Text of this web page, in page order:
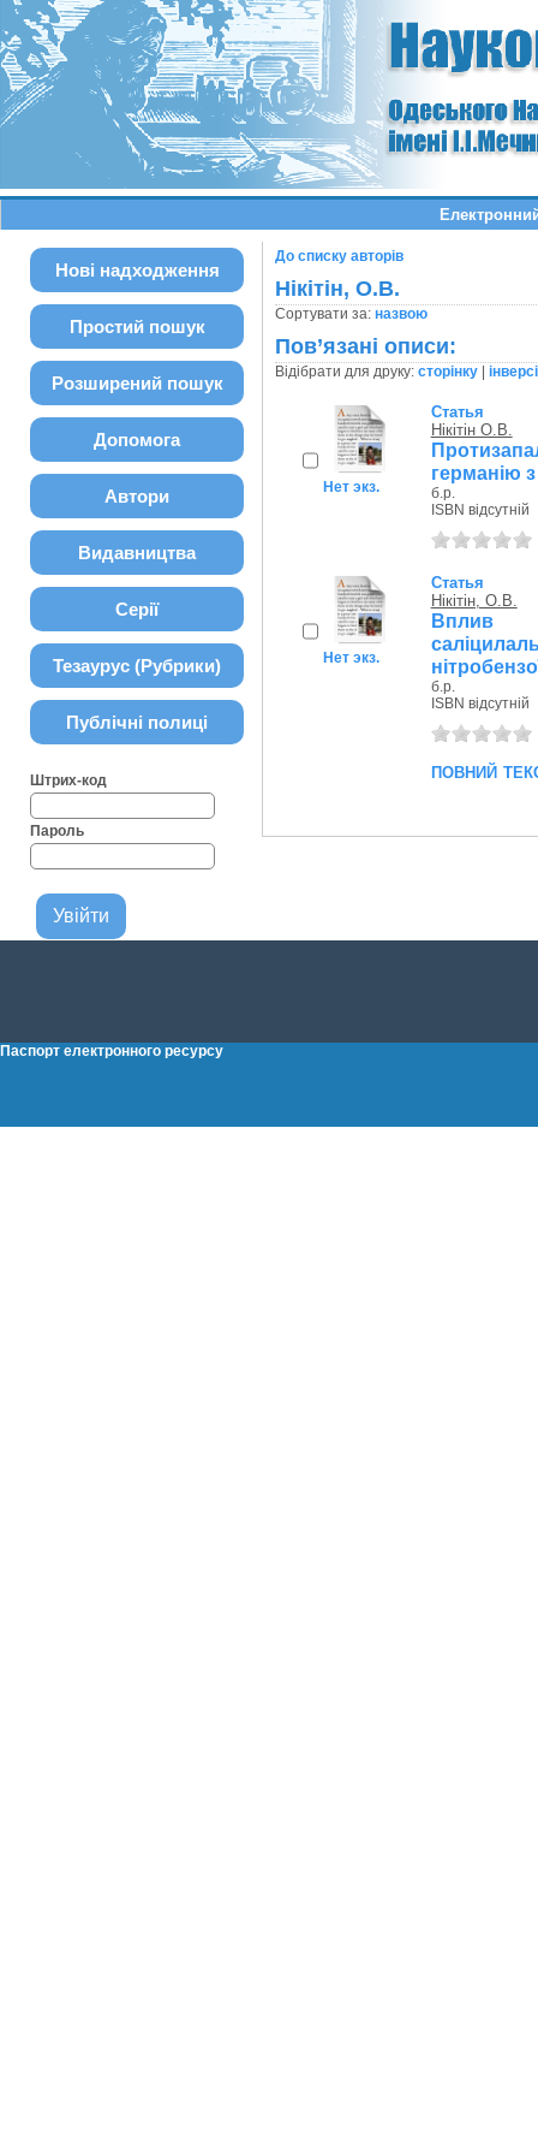
Нові надходження
Простий пошук
Розширений пошук
Допомога
Автори
Видавництва
Серії
Тезаурус (Рубрики)
Публічні полиці
Штрих-код
Пароль
До списку авторів
Нікітін, О.В.
Сортувати за: назвою
Пов’язані описи:
Відібрати для друку: сторінку|
Нет экз.
Статья
Нікітін О.В.
германію
б.р.
ISBN відсутній
Нет экз.
Статья
Нікітін, О.В.
Вплив
б.р.
ISBN відсутній
повний
Паспорт електронного ресурсу